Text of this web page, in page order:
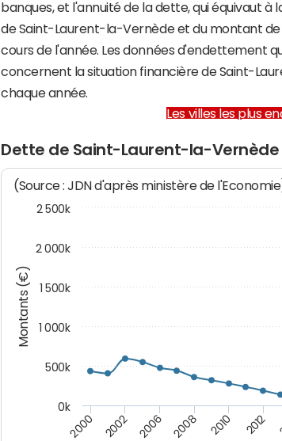
banques, et l'annuité de la dette, qui équivaut
de Saint-Laurent-la-Vernède et du montant
cours de l'année. Les données d'endettement
concernent la situation financière de Saint-
chaque année.
Les villes les plus
Dette de Saint-Laurent-la-Vernède
Montants (€)
(Source : JDN d'après ministère de
2000 2002 2006 2008 2010 2012
0k
500k
1 000k
1 500k
2 000k
2 500k